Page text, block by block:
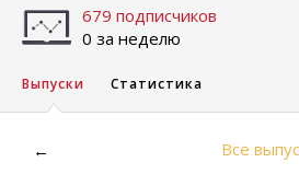
679 подписчиков
0 за неделю
Выпуски Статистика
← Все